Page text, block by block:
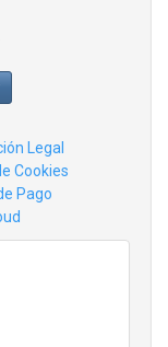
Legal
Cookies
Pago